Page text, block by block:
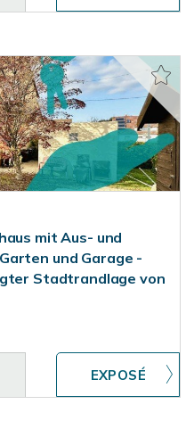
mit Aus- und
und Garage -
Stadtrandlage von